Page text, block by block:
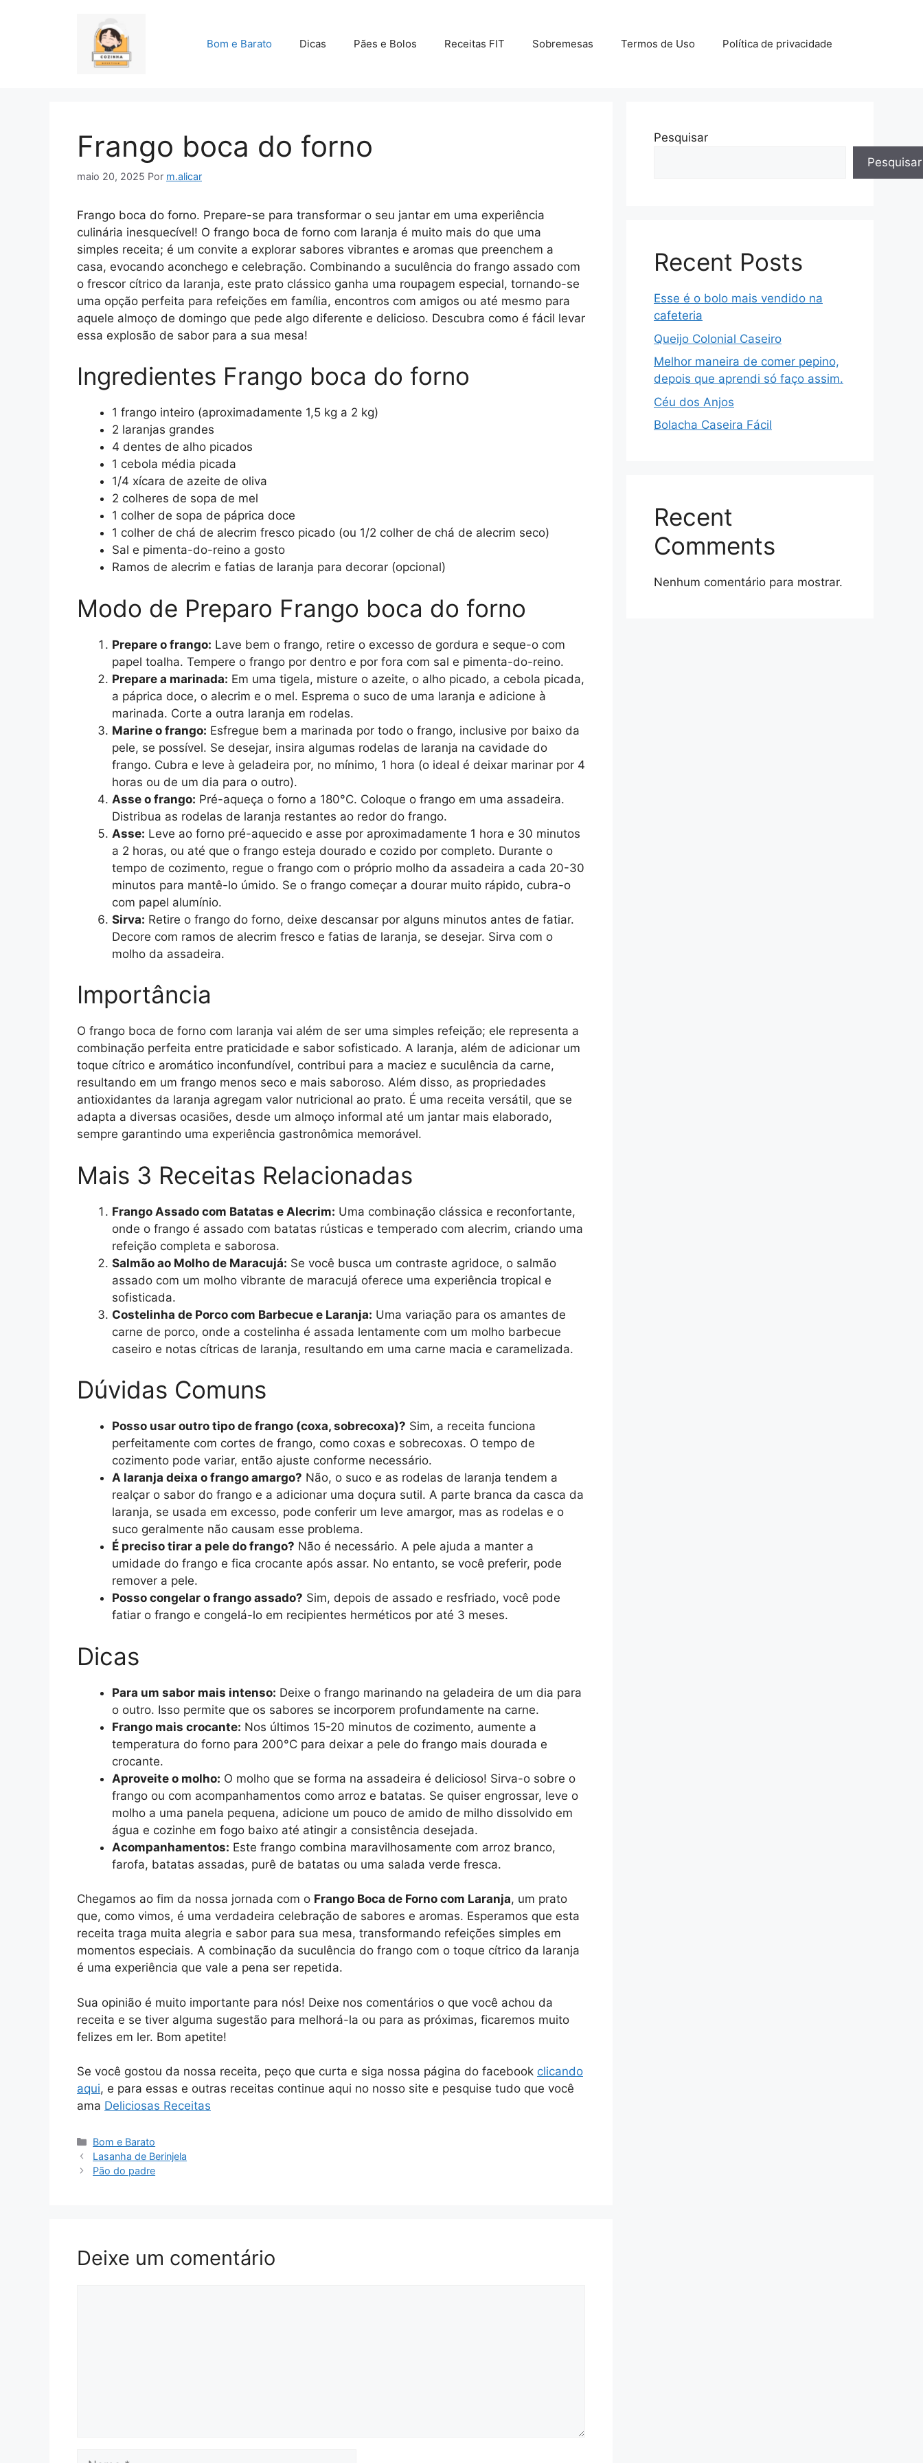
Bom e Barato Dicas Pães e Bolos Receitas FIT Sobremesas Termos de Uso Política de privacidade
Frango boca do forno
maio 20, 2025 Por m.alicar
Frango boca do forno. Prepare-se para transformar o seu jantar em uma experiência
culinária inesquecível! O frango boca de forno com laranja é muito mais do que uma
simples receita; é um convite a explorar sabores vibrantes e aromas que preenchem a
casa, evocando aconchego e celebração. Combinando a suculência do frango assado com
o frescor cítrico da laranja, este prato clássico ganha uma roupagem especial, tornando-se
uma opção perfeita para refeições em família, encontros com amigos ou até mesmo para
aquele almoço de domingo que pede algo diferente e delicioso. Descubra como é fácil levar
essa explosão de sabor para a sua mesa!
Ingredientes Frango boca do forno
1 frango inteiro (aproximadamente 1,5 kg a 2 kg)
2 laranjas grandes
4 dentes de alho picados
1 cebola média picada
1/4 xícara de azeite de oliva
2 colheres de sopa de mel
1 colher de sopa de páprica doce
1 colher de chá de alecrim fresco picado (ou 1/2 colher de chá de alecrim seco)
Sal e pimenta-do-reino a gosto
Ramos de alecrim e fatias de laranja para decorar (opcional)
Modo de Preparo Frango boca do forno
Prepare o frango: Lave bem o frango, retire o excesso de gordura e seque-o com
papel toalha. Tempere o frango por dentro e por fora com sal e pimenta-do-reino.
Prepare a marinada: Em uma tigela, misture o azeite, o alho picado, a cebola picada,
a páprica doce, o alecrim e o mel. Esprema o suco de uma laranja e adicione à
marinada. Corte a outra laranja em rodelas.
Marine o frango: Esfregue bem a marinada por todo o frango, inclusive por baixo da
pele, se possível. Se desejar, insira algumas rodelas de laranja na cavidade do
frango. Cubra e leve à geladeira por, no mínimo, 1 hora (o ideal é deixar marinar por 4
horas ou de um dia para o outro).
Asse o frango: Pré-aqueça o forno a 180°C. Coloque o frango em uma assadeira.
Distribua as rodelas de laranja restantes ao redor do frango.
Asse: Leve ao forno pré-aquecido e asse por aproximadamente 1 hora e 30 minutos
a 2 horas, ou até que o frango esteja dourado e cozido por completo. Durante o
tempo de cozimento, regue o frango com o próprio molho da assadeira a cada 20-30
minutos para mantê-lo úmido. Se o frango começar a dourar muito rápido, cubra-o
com papel alumínio.
Sirva: Retire o frango do forno, deixe descansar por alguns minutos antes de fatiar.
Decore com ramos de alecrim fresco e fatias de laranja, se desejar. Sirva com o
molho da assadeira.
Importância
O frango boca de forno com laranja vai além de ser uma simples refeição; ele representa a
combinação perfeita entre praticidade e sabor sofisticado. A laranja, além de adicionar um
toque cítrico e aromático inconfundível, contribui para a maciez e suculência da carne,
resultando em um frango menos seco e mais saboroso. Além disso, as propriedades
antioxidantes da laranja agregam valor nutricional ao prato. É uma receita versátil, que se
adapta a diversas ocasiões, desde um almoço informal até um jantar mais elaborado,
sempre garantindo uma experiência gastronômica memorável.
Mais 3 Receitas Relacionadas
Frango Assado com Batatas e Alecrim: Uma combinação clássica e reconfortante,
onde o frango é assado com batatas rústicas e temperado com alecrim, criando uma
refeição completa e saborosa.
Salmão ao Molho de Maracujá: Se você busca um contraste agridoce, o salmão
assado com um molho vibrante de maracujá oferece uma experiência tropical e
sofisticada.
Costelinha de Porco com Barbecue e Laranja: Uma variação para os amantes de
carne de porco, onde a costelinha é assada lentamente com um molho barbecue
caseiro e notas cítricas de laranja, resultando em uma carne macia e caramelizada.
Dúvidas Comuns
Posso usar outro tipo de frango (coxa, sobrecoxa)? Sim, a receita funciona
perfeitamente com cortes de frango, como coxas e sobrecoxas. O tempo de
cozimento pode variar, então ajuste conforme necessário.
A laranja deixa o frango amargo? Não, o suco e as rodelas de laranja tendem a
realçar o sabor do frango e a adicionar uma doçura sutil. A parte branca da casca da
laranja, se usada em excesso, pode conferir um leve amargor, mas as rodelas e o
suco geralmente não causam esse problema.
É preciso tirar a pele do frango? Não é necessário. A pele ajuda a manter a
umidade do frango e fica crocante após assar. No entanto, se você preferir, pode
remover a pele.
Posso congelar o frango assado? Sim, depois de assado e resfriado, você pode
fatiar o frango e congelá-lo em recipientes herméticos por até 3 meses.
Dicas
Para um sabor mais intenso: Deixe o frango marinando na geladeira de um dia para
o outro. Isso permite que os sabores se incorporem profundamente na carne.
Frango mais crocante: Nos últimos 15-20 minutos de cozimento, aumente a
temperatura do forno para 200°C para deixar a pele do frango mais dourada e
crocante.
Aproveite o molho: O molho que se forma na assadeira é delicioso! Sirva-o sobre o
frango ou com acompanhamentos como arroz e batatas. Se quiser engrossar, leve o
molho a uma panela pequena, adicione um pouco de amido de milho dissolvido em
água e cozinhe em fogo baixo até atingir a consistência desejada.
Acompanhamentos: Este frango combina maravilhosamente com arroz branco,
farofa, batatas assadas, purê de batatas ou uma salada verde fresca.
Chegamos ao fim da nossa jornada com o Frango Boca de Forno com Laranja, um prato
que, como vimos, é uma verdadeira celebração de sabores e aromas. Esperamos que esta
receita traga muita alegria e sabor para sua mesa, transformando refeições simples em
momentos especiais. A combinação da suculência do frango com o toque cítrico da laranja
é uma experiência que vale a pena ser repetida.
Sua opinião é muito importante para nós! Deixe nos comentários o que você achou da
receita e se tiver alguma sugestão para melhorá-la ou para as próximas, ficaremos muito
felizes em ler. Bom apetite!
Se você gostou da nossa receita, peço que curta e siga nossa página do facebook clicando
aqui, e para essas e outras receitas continue aqui no nosso site e pesquise tudo que você
ama Deliciosas Receitas
Categorias
Bom e Barato
Lasanha de Berinjela
Pão do padre
Deixe um comentário
Pesquisar
Pesquisar
Recent Posts
Esse é o bolo mais vendido na
cafeteria
Queijo Colonial Caseiro
Melhor maneira de comer pepino,
depois que aprendi só faço assim.
Céu dos Anjos
Bolacha Caseira Fácil
Recent
Comments
Nenhum comentário para mostrar.